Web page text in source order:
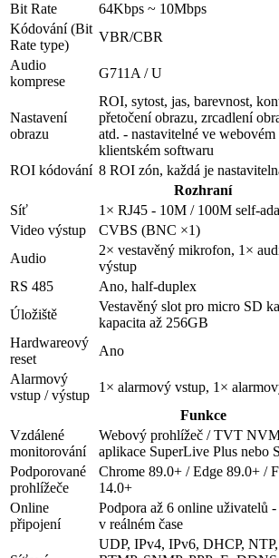
Bit Rate
64Kbps ~ 10Mbps
Kódování (Bit
Rate type)
VBR/CBR
Audio
komprese
G711A / U
Nastavení
obrazu
ROI, sytost, jas, barevnost,
přetočení obrazu, zrcadlení
atd. - nastavitelné ve
klientském softwaru
ROI kódování 8 ROI zón, každá je
Rozhraní
Síť
1× RJ45 - 10M / 100M self-
Video výstup
CVBS (BNC ×1)
Audio
2× vestavěný mikrofon, 1×
výstup
RS 485
Ano, half-duplex
Úložiště
Vestavěný slot pro micro SD
kapacita až 256GB
Hardwareový
reset
Ano
Alarmový
vstup / výstup
1× alarmový vstup, 1×
Funkce
Vzdálené
monitorování
Webový prohlížeč / TVT
aplikace SuperLive Plus nebo
Podporované
prohlížeče
Chrome 89.0+ / Edge 89.0+ /
14.0+
Online
připojení
Podpora až 6 online uživatelů
v reálném čase
UDP, IPv4, IPv6, DHCP, NTP,